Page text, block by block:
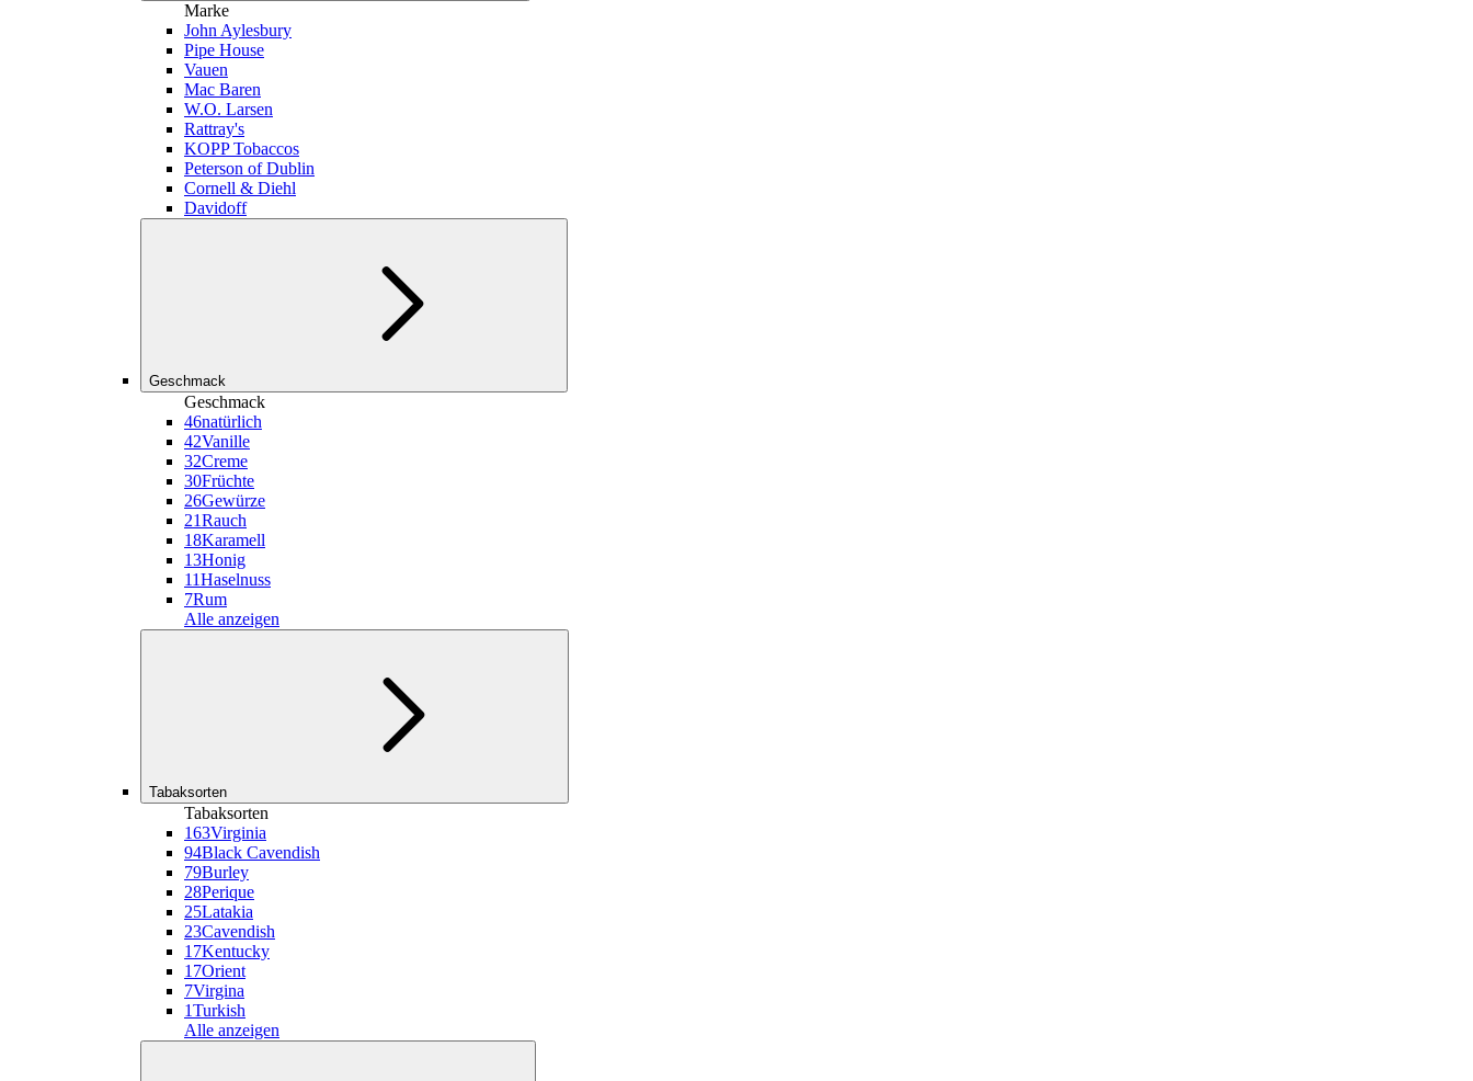
Marke
John Aylesbury
Pipe House
Vauen
Mac Baren
W.O. Larsen
Rattray's
KOPP Tobaccos
Peterson of Dublin
Cornell & Diehl
Davidoff
Geschmack
Geschmack
46natürlich
42Vanille
32Creme
30Früchte
26Gewürze
21Rauch
18Karamell
13Honig
11Haselnuss
7Rum
Alle anzeigen
Tabaksorten
Tabaksorten
163Virginia
94Black Cavendish
79Burley
28Perique
25Latakia
23Cavendish
17Kentucky
17Orient
7Virgina
1Turkish
Alle anzeigen